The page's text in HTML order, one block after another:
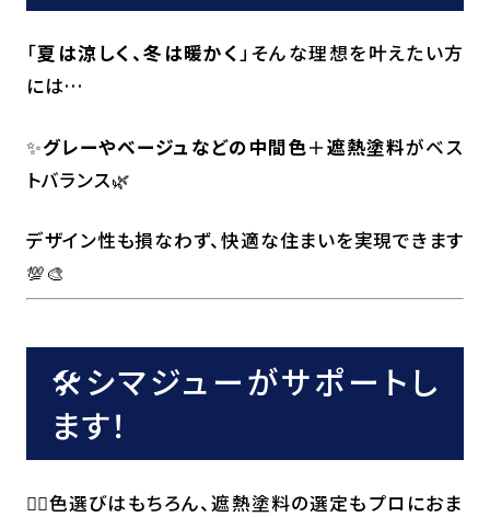
「夏は涼しく、冬は暖かく」そんな理想を叶えたい方
には…
✨グレーやベージュなどの中間色＋遮熱塗料がベス
トバランス🌿
デザイン性も損なわず、快適な住まいを実現できます
💯🎨
🛠シマジューがサポートし
ます！
👷‍♂️色選びはもちろん、遮熱塗料の選定もプロにおま